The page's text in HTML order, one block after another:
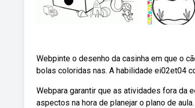
Webpinte o desenho da casinha em que o
bolas coloridas nas. A habilidade ei02et04
Webpara garantir que as atividades fora da
aspectos na hora de planejar o plano de